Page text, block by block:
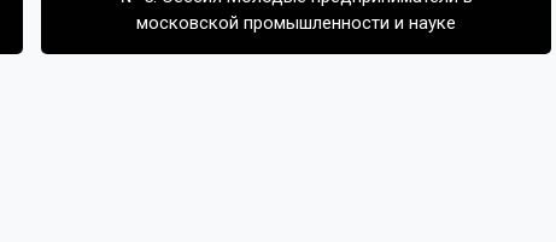
московской промышленности и науке